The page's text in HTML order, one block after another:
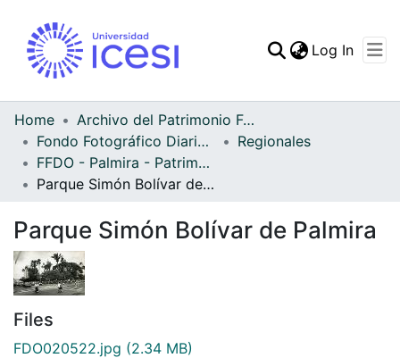
Statistics
Log In
Home
Archivo del Patrimonio Fotográfico y Fílmico del Valle del Cauca
Fondo Fotográfico Diario Occidente
Regionales
FFDO - Palmira - Patrimonial
Parque Simón Bolívar de Palmira
Parque Simón Bolívar de Palmira
Files
FDO020522.jpg (2.34 MB)